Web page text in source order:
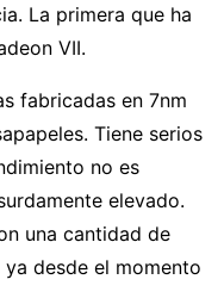
La primera que ha
VII.
fabricadas en 7nm
Tiene serios
no es
elevado.
una cantidad de
desde el momento